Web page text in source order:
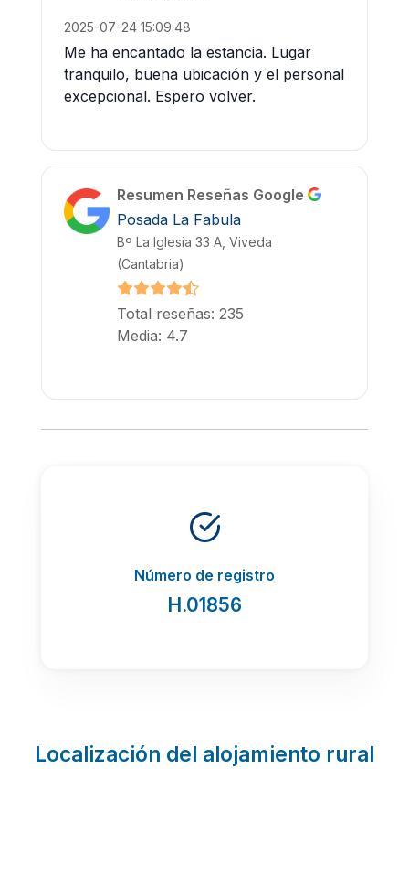
2025-07-24 15:09:48
Me ha encantado la estancia. Lugar
tranquilo, buena ubicación y el personal
excepcional. Espero volver.
Resumen Reseñas Google
Posada La Fabula
Bº La Iglesia 33 A, Viveda
(Cantabria)
Total reseñas: 235
Media: 4.7
Número de registro
H.01856
Localización del alojamiento rural